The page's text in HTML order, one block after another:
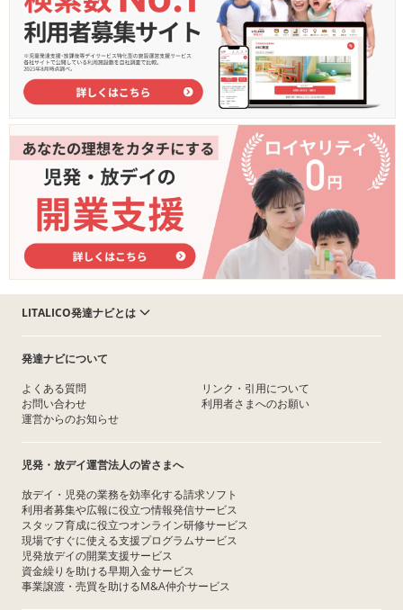
LITALICO発達ナビとは
発達ナビについて
よくある質問
お問い合わせ
運営からのお知らせ
リンク・引用について
利用者さまへのお願い
児発・放デイ運営法人の皆さまへ
放デイ・児発の業務を効率化する請求ソフト
利用者募集や広報に役立つ情報発信サービス
スタッフ育成に役立つオンライン研修サービス
現場ですぐに使える支援プログラムサービス
児発放デイの開業支援サービス
資金繰りを助ける早期入金サービス
事業譲渡・売買を助けるM&A仲介サービス